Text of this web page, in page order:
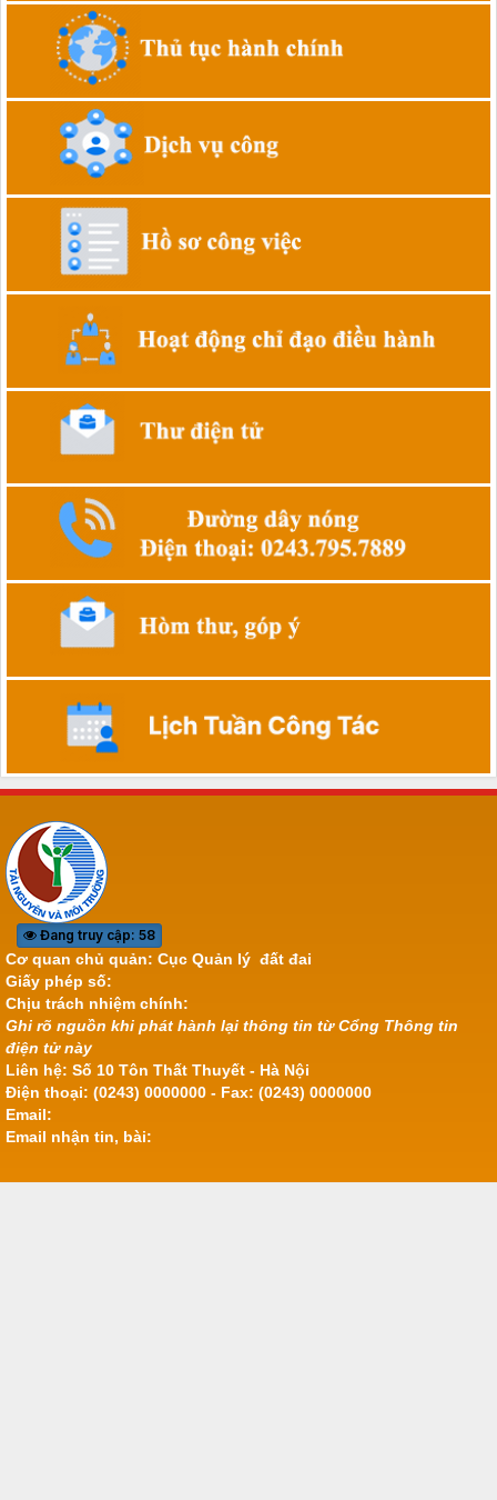
Đang truy cập: 58
Cơ quan chủ quản: Cục Quản lý đất đai
Giấy phép số:
Chịu trách nhiệm chính:
Ghi rõ nguồn khi phát hành lại thông tin từ Cổng Thông tin
điện tử này
Liên hệ: Số 10 Tôn Thất Thuyết - Hà Nội
Điện thoại: (0243) 0000000 - Fax: (0243) 0000000
Email:
Email nhận tin, bài: